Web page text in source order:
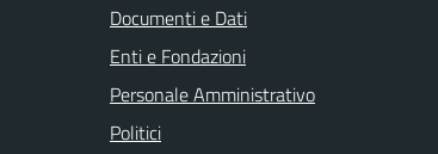
Documenti e Dati
Enti e Fondazioni
Personale Amministrativo
Politici